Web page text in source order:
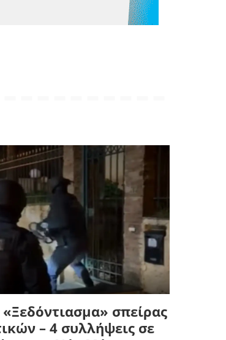
«Ξεδόντιασμα» σπείρας
– 4 συλλήψεις σε